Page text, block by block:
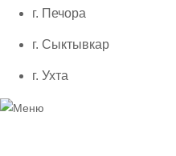
г. Печора
г. Сыктывкар
г. Ухта